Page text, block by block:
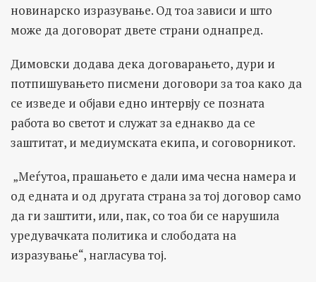
новинарско изразување. Од тоа зависи и што
може да договорат двете страни однапред.
Димовски додава дека договарањето, дури и
потпишувањето писмени договори за тоа како да
се изведе и објави едно интервју се позната
работа во светот и служат за еднакво да се
заштитат, и медиумската екипа, и соговорникот.
„Меѓутоа, прашањето е дали има чесна намера и
од едната и од другата страна за тој договор само
да ги заштити, или, пак, со тоа би се нарушила
уредувачката политика и слободата на
изразување“, нагласува тој.